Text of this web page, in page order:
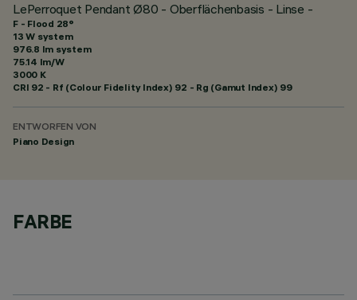
LePerroquet Pendant Ø80 - Oberflächenbasis - Linse -
F - Flood 28°
13 W system
976.8 lm system
75.14 lm/W
3000 K
CRI 92 - Rf (Colour Fidelity Index) 92 - Rg (Gamut Index) 99
ENTWORFEN VON
Piano Design
FARBE